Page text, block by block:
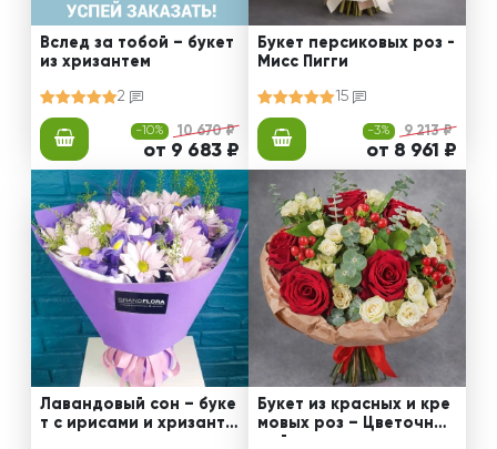
Вслед за тобой – букет
из хризантем
2
-10% 10 670 ₽
от 9 683 ₽
Букет персиковых роз -
Мисс Пигги
15
-3% 9 213 ₽
от 8 961 ₽
Лавандовый сон – буке
т с ирисами и хризанте
Букет из красных и кре
мовых роз – Цветочный